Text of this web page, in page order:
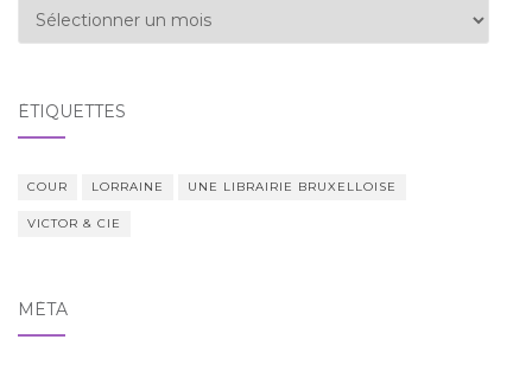
Archives
ÉTIQUETTES
COUR LORRAINE UNE LIBRAIRIE BRUXELLOISE
VICTOR & CIE
MÉTA